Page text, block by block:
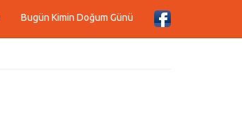
Bugün Kimin Doğum Günü